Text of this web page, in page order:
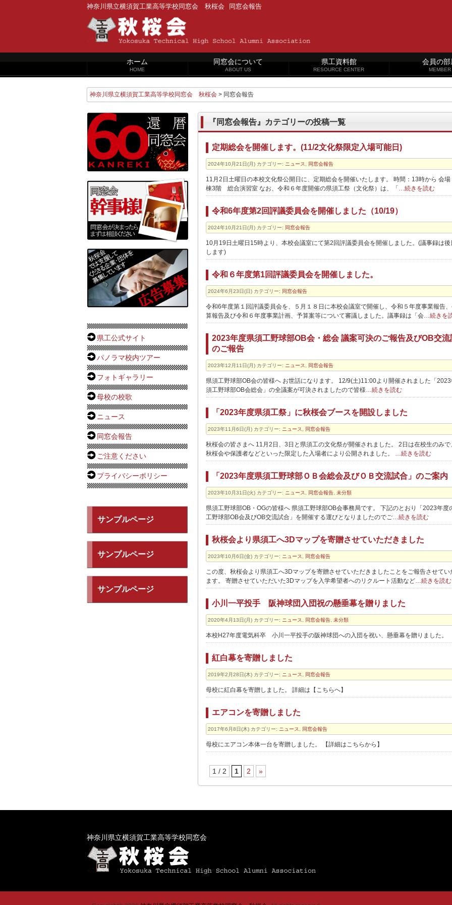
神奈川県立横須賀工業高等学校同窓会 秋桜会 同窓会報告
ホーム
HOME
同窓会について
ABOUT US
県工資料館
RESOURCE CENTER
会員の部
MEMBER
神奈川県立横須賀工業高等学校同窓会 秋桜会 > 同窓会報告
『同窓会報告』カテゴリーの投稿一覧
定期総会を開催します。(11/2文化祭限定入場可能日)
2024年10月21日(月) カテゴリー: ニュース 同窓会報告
11月2日土曜日の本校文化祭公開日に、定期総会を開催いたします。 時間：13時から 会場
棟3階 総合演習室 なお、令和６年度開催の県須工祭（文化祭）は、「 …続きを読む
令和6年度第2回評議委員会を開催しました（10/19）
2024年10月21日(月) カテゴリー: 同窓会報告
10月19日土曜日15時より、本校会議室にて第2回評議委員会を開催しました。(議事録は後
します)
令和６年度第1回評議委員会を開催しました。
2024年6月23日(日) カテゴリー: 同窓会報告
令和6年度第１回評議委員会を、５月１８日に本校会議室で開催し、令和５年度事業報告
算報告及び令和６年度事業計画、予算案等について審議しました。議事録は「会 …続きを
2023年度県須工野球部OB会・総会 議案可決のご報告及びOB交流
のご報告
2023年12月11日(月) カテゴリー: ニュース 同窓会報告
県須工野球部OB会の皆様へ お世話になります。 12/9(土)11:00より開催されました「2023
須工野球部OB会総会」の全議案が可決されましたので皆様 …続きを読む
「2023年度県須工祭」に秋桜会ブースを開設しました
2023年11月6日(月) カテゴリー: ニュース 同窓会報告
秋桜会の皆さまへ 11月2日、3日と県須工の文化祭が開催されました。 2日は在校生のみで
秋桜会や保護者などといった限定した入場者により公開されました。
…続きを読む
「2023年度県須工野球部ＯＢ会総会及びＯＢ交流試合」のご案内
2023年10月31日(火) カテゴリー: ニュース 同窓会報告 未分類
県須工野球部OB・OGの皆様へ 県須工野球部OB会事務局です。 下記のとおり「2023年度
工野球部OB会及びOB交流試合」を開催する運びとなりましたのでご …続きを読む
秋桜会より県須工へ3Dマップを寄贈させていただきました
2023年10月6日(金) カテゴリー: ニュース 同窓会報告
この度、秋桜会より県須工へ3Dマップを寄贈させていただきましたことをご報告させてい
ます。 寄贈させていただいた3Dマップを入学希望者へのリクルート活動など …続きを読む
小川一平投手 阪神球団入団祝の懸垂幕を贈りました
2020年4月13日(月) カテゴリー: ニュース 同窓会報告 未分類
本校H27年度電気科卒 小川一平投手の阪神球団への入団を祝い、懸垂幕を贈りました。
紅白幕を寄贈しました
2019年2月28日(木) カテゴリー: ニュース 同窓会報告
母校に紅白幕を寄贈しました。 詳細は【こちらへ】
エアコンを寄贈しました
2017年6月8日(木) カテゴリー: ニュース 同窓会報告
母校にエアコン本体一台を寄贈しました。 【詳細はこちらから】
1 / 2 1 2 »
県工公式サイト
パノラマ校内ツアー
フォトギャラリー
母校の校歌
ニュース
同窓会報告
ご注意ください
プライバシーポリシー
サンプルページ
サンプルページ
サンプルページ
神奈川県立横須賀工業高等学校同窓会